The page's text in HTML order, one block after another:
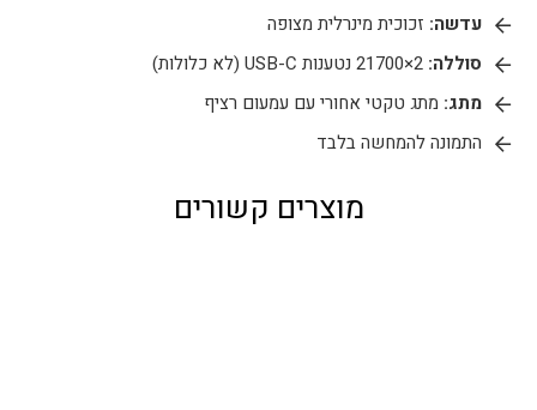
עדשה: זכוכית מינרלית מצופה
סוללה: 2×21700 נטענות USB-C (לא כלולות)
מתג: מתג טקטי אחורי עם עמעום רציף
התמונה להמחשה בלבד
מוצרים קשורים